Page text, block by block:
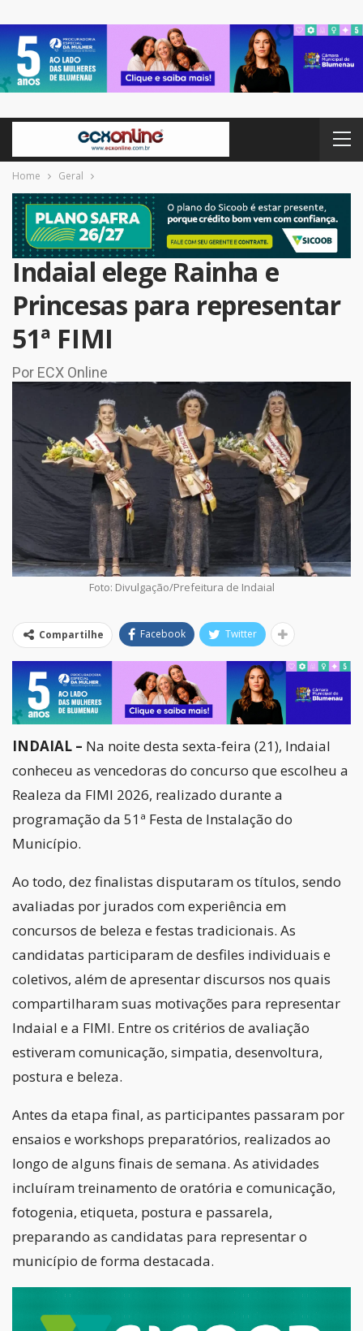
Home Geral
Indaial elege Rainha e
Princesas para representar
51ª FIMI
Por ECX Online
Foto: Divulgação/Prefeitura de Indaial
Compartilhe Facebook Twitter
INDAIAL – Na noite desta sexta-feira (21), Indaial
conheceu as vencedoras do concurso que escolheu a
Realeza da FIMI 2026, realizado durante a
programação da 51ª Festa de Instalação do
Município.
Ao todo, dez finalistas disputaram os títulos, sendo
avaliadas por jurados com experiência em
concursos de beleza e festas tradicionais. As
candidatas participaram de desfiles individuais e
coletivos, além de apresentar discursos nos quais
compartilharam suas motivações para representar
Indaial e a FIMI. Entre os critérios de avaliação
estiveram comunicação, simpatia, desenvoltura,
postura e beleza.
Antes da etapa final, as participantes passaram por
ensaios e workshops preparatórios, realizados ao
longo de alguns finais de semana. As atividades
incluíram treinamento de oratória e comunicação,
fotogenia, etiqueta, postura e passarela,
preparando as candidatas para representar o
município de forma destacada.